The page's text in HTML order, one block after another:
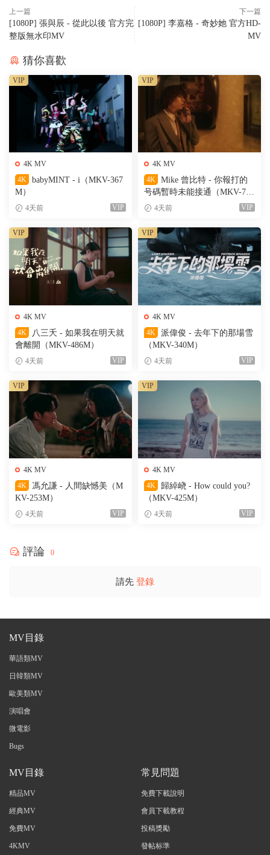
上一篇
[1080P] 張與辰 - 從此以後 官方完
整版無水印MV
下一篇
[1080P] 李嘉格 - 奇妙她 官方HD-
MV
猜你喜歡
4K MV
4K
babyMINT - i（MKV-367
M）
4天前 VIP
VIP
4K MV
4K
Mike 曾比特 - 你報打的
号碼暫時未能接通（MKV-701
M）4天前 VIP
VIP
4K MV
4K
八三夭 - 如果我在明天就
會離開（MKV-486M）
4天前 VIP
VIP
4K MV
4K
派偉俊 - 去年下的那場雪
（MKV-340M）
4天前 VIP
VIP
4K MV
4K
馮允謙 - 人間缺憾美（M
KV-253M）
4天前 VIP
VIP
4K MV
4K
歸綽峣 - How could you?
（MKV-425M）
4天前 VIP
VIP
評論 0
請先 登錄
MV目錄
華語類MV
日韓類MV
歐美類MV
演唱會
微電影
Bugs
MV目錄
精品MV
經典MV
免費MV
4KMV
常見問題
免費下載說明
會員下載教程
投稿獎勵
發帖标準